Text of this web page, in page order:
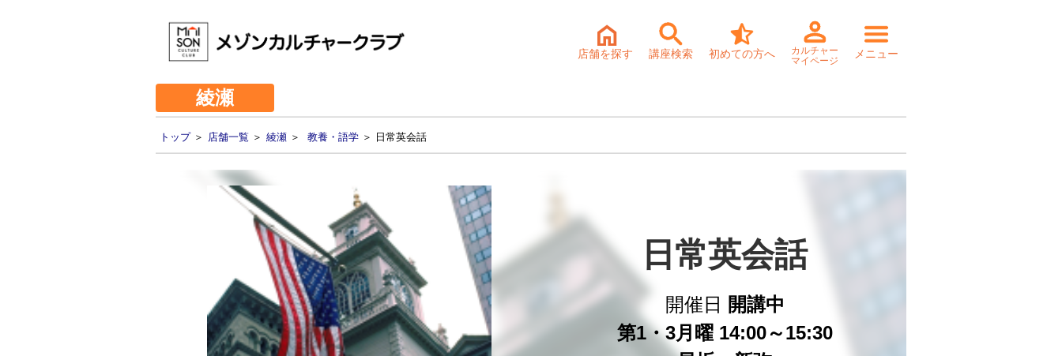
店舗を探す 講座検索 初めての方へ
カルチャー
マイページ
メニュー
綾瀬
トップ＞ 店舗一覧 ＞ 綾瀬 ＞ 教養・語学 ＞ 日常英会話
日常英会話
開催日
開講中
第1・3月曜 14:00～15:30